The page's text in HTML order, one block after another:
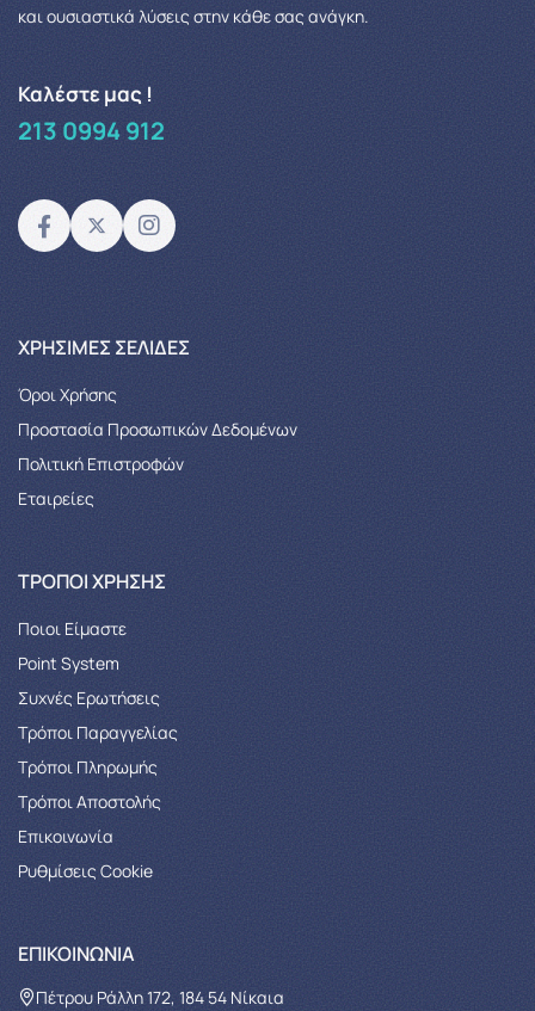
και ουσιαστικά λύσεις στην κάθε σας ανάγκη.
Καλέστε μας !
213 0994 912
XΡΉΣΙΜΕΣ ΣΕΛΊΔΕΣ
Όροι Χρήσης
Προστασία Προσωπικών Δεδομένων
Πολιτική Επιστροφών
Εταιρείες
ΤΡΌΠΟΙ ΧΡΉΣΗΣ
Ποιοι Είμαστε
Point System
Συχνές Ερωτήσεις
Τρόποι Παραγγελίας
Tρόποι Πληρωμής
Τρόποι Αποστολής
Επικοινωνία
Ρυθμίσεις Cookie
ΕΠΙΚΟΙΝΩΝΊΑ
Πέτρου Ράλλη 172, 184 54 Νίκαια